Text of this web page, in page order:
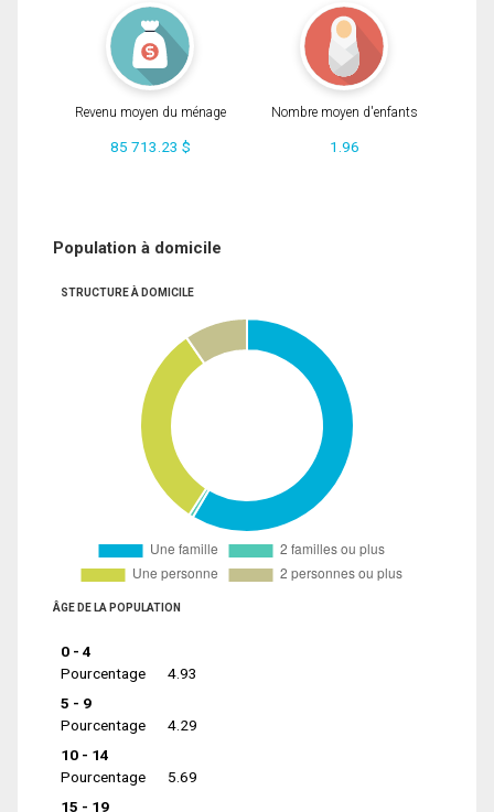
Revenu moyen du ménage
85 713.23 $
Nombre moyen d'enfants
1.96
Population à domicile
STRUCTURE À DOMICILE
ÂGE DE LA POPULATION
0 - 4
Pourcentage
4.93
5 - 9
Pourcentage
4.29
10 - 14
Pourcentage
5.69
15 - 19